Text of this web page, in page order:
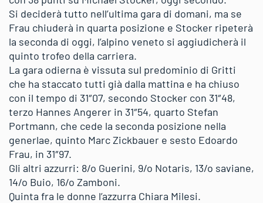
Si deciderà tutto nell’ultima gara di domani, ma se
Frau chiuderà in quarta posizione e Stocker ripeterà
la seconda di oggi, l’alpino veneto si aggiudicherà il
quinto trofeo della carriera.
La gara odierna è vissuta sul predominio di Gritti
che ha staccato tutti già dalla mattina e ha chiuso
con il tempo di 31″07, secondo Stocker con 31″48,
terzo Hannes Angerer in 31″54, quarto Stefan
Portmann, che cede la seconda posizione nella
generlae, quinto Marc Zickbauer e sesto Edoardo
Frau, in 31″97.
Gli altri azzurri: 8/o Guerini, 9/o Notaris, 13/o saviane,
14/o Buio, 16/o Zamboni.
Quinta fra le donne l’azzurra Chiara Milesi.